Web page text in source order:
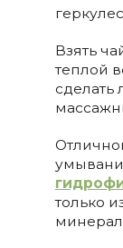
Взять
теплой
сделать
только